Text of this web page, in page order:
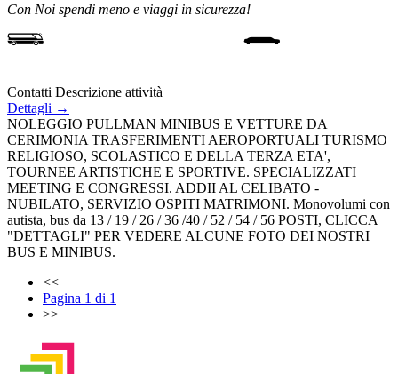
Con Noi spendi meno e viaggi in sicurezza!
Contatti Descrizione attività
Dettagli →
NOLEGGIO PULLMAN MINIBUS E VETTURE DA
CERIMONIA TRASFERIMENTI AEROPORTUALI TURISMO
RELIGIOSO, SCOLASTICO E DELLA TERZA ETA',
TOURNEE ARTISTICHE E SPORTIVE. SPECIALIZZATI
MEETING E CONGRESSI. ADDII AL CELIBATO -
NUBILATO, SERVIZIO OSPITI MATRIMONI. Monovolumi con
autista, bus da 13 / 19 / 26 / 36 /40 / 52 / 54 / 56 POSTI, CLICCA
"DETTAGLI" PER VEDERE ALCUNE FOTO DEI NOSTRI
BUS E MINIBUS.
<<
Pagina 1 di 1
>>